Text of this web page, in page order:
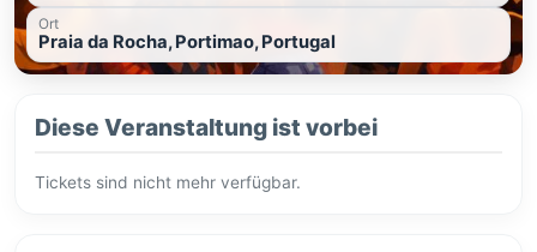
Ort
Praia da Rocha, Portimao, Portugal
Diese Veranstaltung ist vorbei
Tickets sind nicht mehr verfügbar.